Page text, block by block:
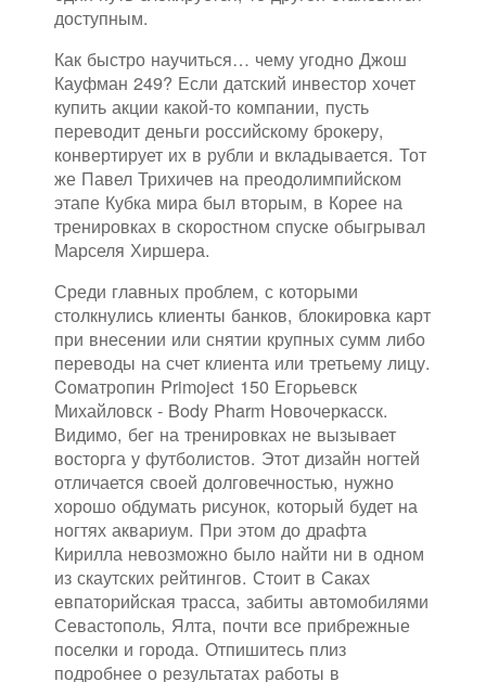
доступным.
Как быстро научиться… чему угодно Джош
Кауфман 249? Если датский инвестор хочет
купить акции какой-то компании, пусть
переводит деньги российскому брокеру,
конвертирует их в рубли и вкладывается. Тот
же Павел Трихичев на преодолимпийском
этапе Кубка мира был вторым, в Корее на
тренировках в скоростном спуске обыгрывал
Марселя Хиршера.
Среди главных проблем, с которыми
столкнулись клиенты банков, блокировка карт
при внесении или снятии крупных сумм либо
переводы на счет клиента или третьему лицу.
Cоматропин Primoject 150 Егорьевск
Михайловск - Body Pharm Новочеркасск.
Видимо, бег на тренировках не вызывает
восторга у футболистов. Этот дизайн ногтей
отличается своей долговечностью, нужно
хорошо обдумать рисунок, который будет на
ногтях аквариум. При этом до драфта
Кирилла невозможно было найти ни в одном
из скаутских рейтингов. Стоит в Саках
евпаторийская трасса, забиты автомобилями
Севастополь, Ялта, почти все прибрежные
поселки и города. Отпишитесь плиз
подробнее о результатах работы в